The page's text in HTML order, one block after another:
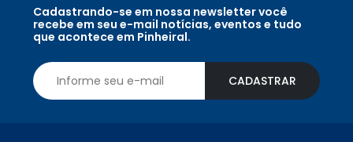
Cadastrando-se em nossa newsletter você
recebe em seu e-mail notícias, eventos e tudo
que acontece em Pinheiral.
CADASTRAR